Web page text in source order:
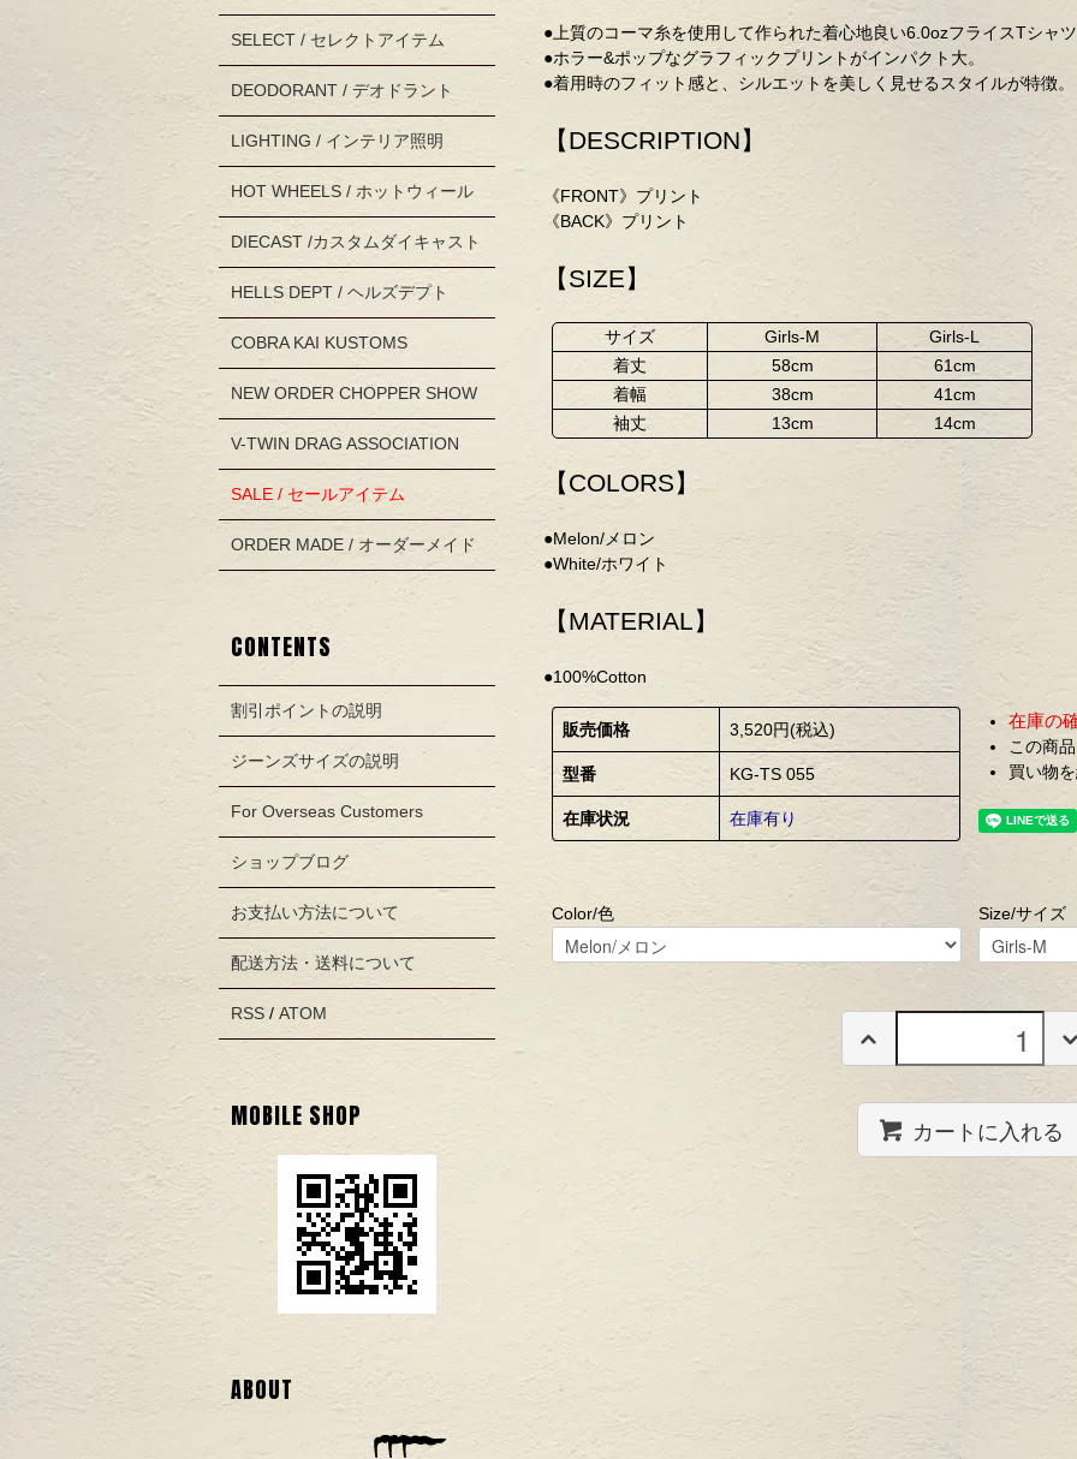
●上質のコーマ糸を使用して作られた着心地良い6.0ozフライスTシャ
●ホラー&ポップなグラフィックプリントがインパクト大。
●着用時のフィット感と、シルエットを美しく見せるスタイルが特徴。
【DESCRIPTION】
《FRONT》プリント
《BACK》プリント
【SIZE】
サイズ Girls-M
Girls-L
着丈
58cm
61cm
着幅
38cm
41cm
袖丈
13cm 14cm
【COLORS】
●Melon/メロン
●White/ホワイト
【MATERIAL】
●100%Cotton
販売価格 3,520円(税込)
型番 KG-TS 055
在庫状況 在庫有り
在庫の
この商
買い物
Color/色 Size/サイズ
カートに入れる
SELECT / セレクトアイテム
DEODORANT / デオドラント
LIGHTING / インテリア照明
HOT WHEELS / ホットウィール
DIECAST /カスタムダイキャスト
HELLS DEPT / ヘルズデプト
COBRA KAI KUSTOMS
NEW ORDER CHOPPER SHOW
V-TWIN DRAG ASSOCIATION
SALE / セールアイテム
ORDER MADE / オーダーメイド
CONTENTS
割引ポイントの説明
ジーンズサイズの説明
For Overseas Customers
ショップブログ
お支払い方法について
配送方法・送料について
RSS / ATOM
MOBILE SHOP
ABOUT